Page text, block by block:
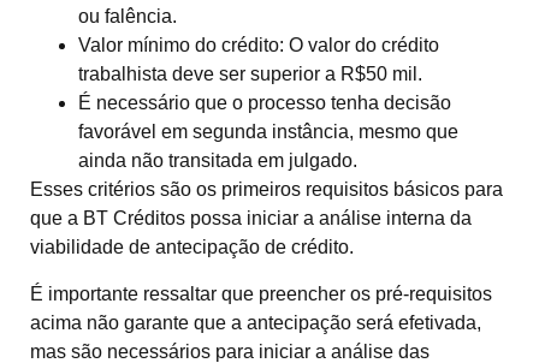
ou falência.
Valor mínimo do crédito: O valor do crédito
trabalhista deve ser superior a R$50 mil.
É necessário que o processo tenha decisão
favorável em segunda instância, mesmo que
ainda não transitada em julgado.
Esses critérios são os primeiros requisitos básicos para
que a BT Créditos possa iniciar a análise interna da
viabilidade de antecipação de crédito.
É importante ressaltar que preencher os pré-requisitos
acima não garante que a antecipação será efetivada,
mas são necessários para iniciar a análise das